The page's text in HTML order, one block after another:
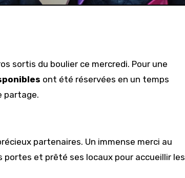
sortis du boulier ce mercredi. Pour une
ont été réservées en un temps
partage.
partenaires. Un immense merci au
portes et prêté ses locaux pour accueillir les